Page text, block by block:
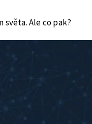
Ale co pak?